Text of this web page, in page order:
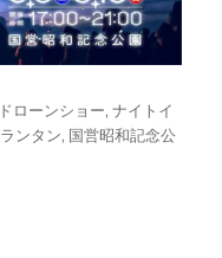
タ
グ
ドローンショー,ナイトイ
ランタン, 国営昭和記念公